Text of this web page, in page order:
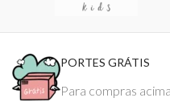
PORTES GRÁTIS
Para compras